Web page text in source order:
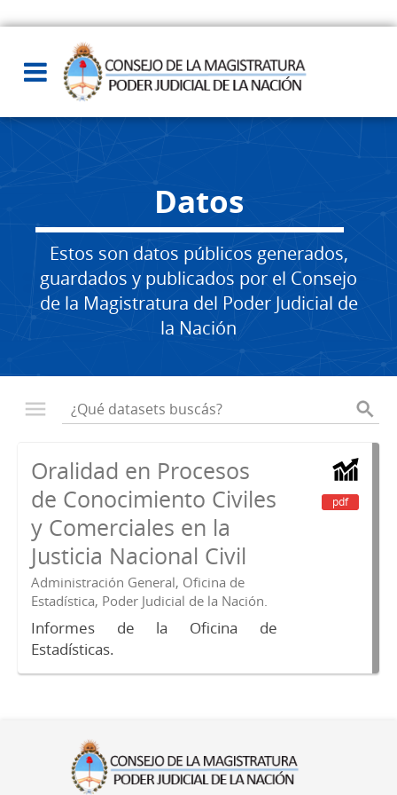
Datos
Estos son datos públicos generados,
guardados y publicados por el Consejo
de la Magistratura del Poder Judicial de
la Nación
Oralidad en Procesos
de Conocimiento Civiles
y Comerciales en la
Justicia Nacional Civil
Administración General, Oficina de
Estadística, Poder Judicial de la Nación.
Informes de la Oficina de
Estadísticas.
pdf